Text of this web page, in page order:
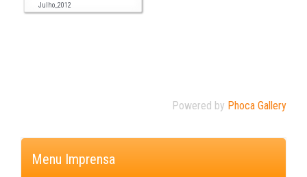
Julho_2012
Powered by Phoca Gallery
Menu Imprensa